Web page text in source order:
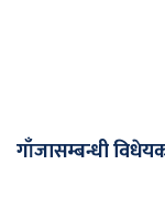
गाँजासम्बन्धी